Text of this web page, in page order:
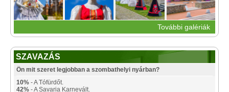
További galériák
SZAVAZÁS
Ön mit szeret legjobban a szombathelyi nyárban?
10% - A Tófürdőt.
42% - A Savaria Karnevált.